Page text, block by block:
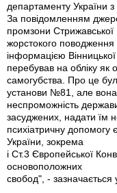
департаменту України
За повідомленням
промзони
жорстокого поводження
інформацією
перебував на обліку як
самогубства. Про це
установи №81, але
неспроможність
засуджених, надати їм
психіатричну
України, зокрема
і Ст.3 Європейської
основоположних
свобод", - зазначається